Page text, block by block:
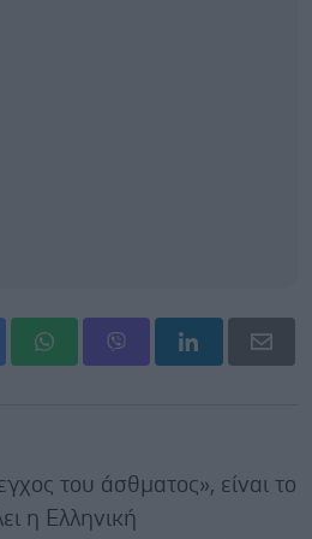
του άσθματος», είναι το
η Ελληνική